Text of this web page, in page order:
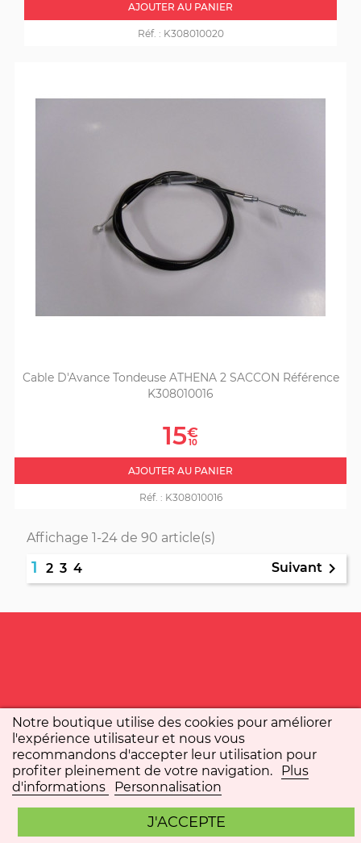
Notre boutique utilise des cookies pour améliorer
l'expérience utilisateur et nous vous
recommandons d'accepter leur utilisation pour
profiter pleinement de votre navigation.
Plus
d'informations
Personnalisation
J'ACCEPTE
AJOUTER AU PANIER
Réf. : K308010020
Cable D'Avance Tondeuse ATHENA 2 SACCON Référence
K308010016
Prix
15€
10
AJOUTER AU PANIER
Réf. : K308010016
Affichage 1-24 de 90 article(s)
1 2 3 4 Suivant 